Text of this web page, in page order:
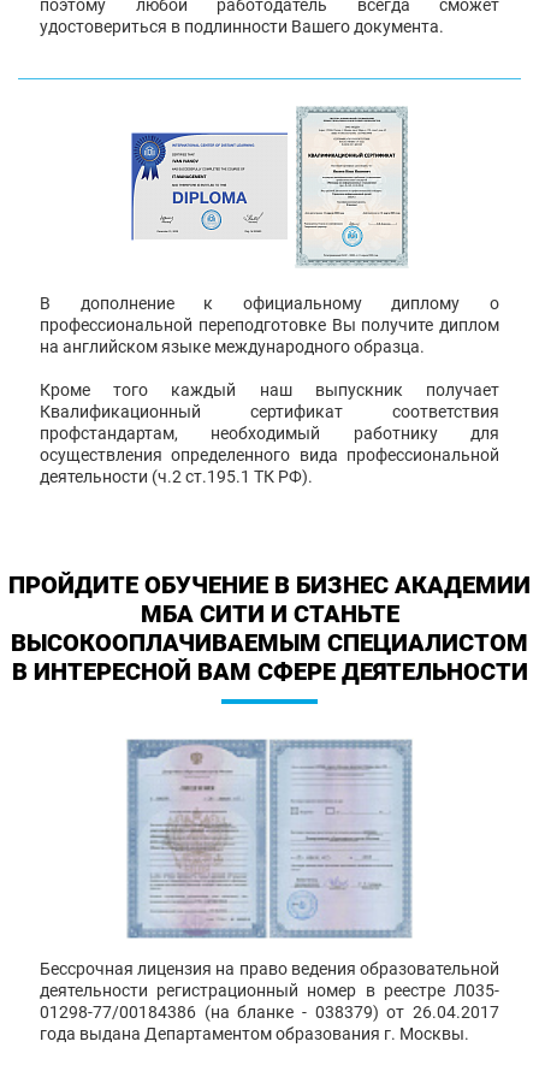
поэтому любой работодатель всегда сможет
удостовериться в подлинности Вашего документа.
В дополнение к официальному диплому о
профессиональной переподготовке Вы получите диплом
на английском языке международного образца.
Кроме того каждый наш выпускник получает
Квалификационный сертификат соответствия
профстандартам, необходимый работнику для
осуществления определенного вида профессиональной
деятельности (ч.2 ст.195.1 ТК РФ).
ПРОЙДИТЕ ОБУЧЕНИЕ В БИЗНЕС АКАДЕМИИ
МБА СИТИ И СТАНЬТЕ
ВЫСОКООПЛАЧИВАЕМЫМ СПЕЦИАЛИСТОМ
В ИНТЕРЕСНОЙ ВАМ СФЕРЕ ДЕЯТЕЛЬНОСТИ
Бессрочная лицензия на право ведения образовательной
деятельности регистрационный номер в реестре Л035-
01298-77/00184386 (на бланке - 038379) от 26.04.2017
года выдана Департаментом образования г. Москвы.